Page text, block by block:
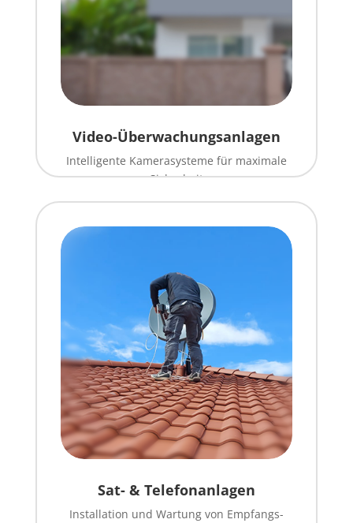
Video-Überwachungsanlagen
Intelligente Kamerasysteme für maximale
Sicherheit
Sat- & Telefonanlagen
Installation und Wartung von Empfangs-